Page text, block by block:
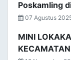
Poskamling
07 Agustus
MINI